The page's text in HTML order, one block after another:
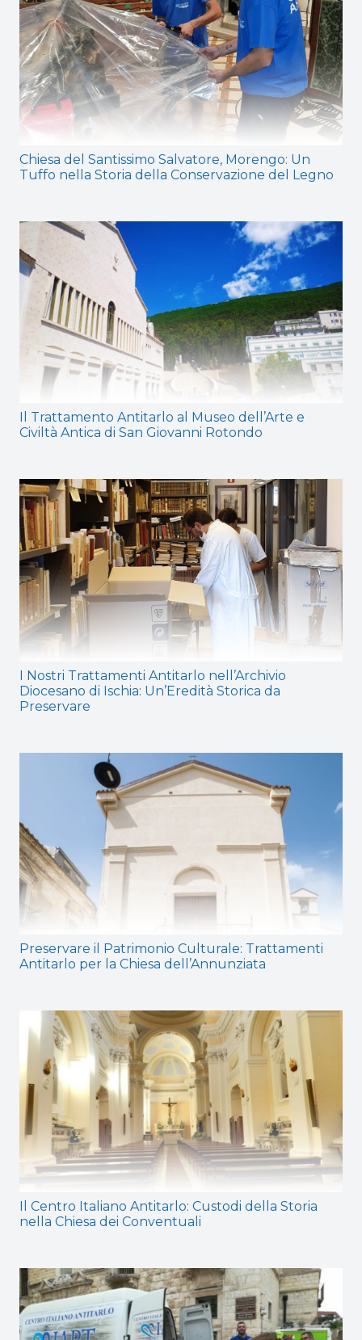
Chiesa del Santissimo Salvatore, Morengo: Un
Tuffo nella Storia della Conservazione del Legno
Il Trattamento Antitarlo al Museo dell’Arte e
Civiltà Antica di San Giovanni Rotondo
I Nostri Trattamenti Antitarlo nell’Archivio
Diocesano di Ischia: Un’Eredità Storica da
Preservare
Preservare il Patrimonio Culturale: Trattamenti
Antitarlo per la Chiesa dell’Annunziata
Il Centro Italiano Antitarlo: Custodi della Storia
nella Chiesa dei Conventuali